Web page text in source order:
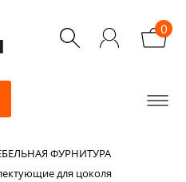
0
ФУРНИТУРА
для цоколя